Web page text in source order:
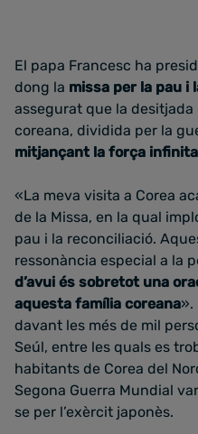
El papa Francesc ha
dong la missa per la pau i
assegurat que la
coreana, dividida per la
mitjançant la força
«La meva visita a Corea
de la Missa, en la qual
pau i la reconciliació.
ressonància especial a la
d’avui és sobretot una
aquesta família coreana».
davant les més de mil
Seúl, entre les quals es
habitants de Corea del
Segona Guerra Mundial
se per l’exèrcit japonès.